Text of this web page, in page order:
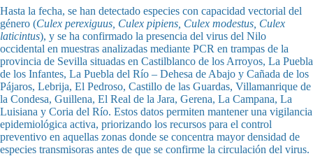
Hasta la fecha, se han detectado especies con capacidad vectorial del
género (Culex perexiguus, Culex pipiens, Culex modestus, Culex
laticintus), y se ha confirmado la presencia del virus del Nilo
occidental en muestras analizadas mediante PCR en trampas de la
provincia de Sevilla situadas en Castilblanco de los Arroyos, La Puebla
de los Infantes, La Puebla del Río – Dehesa de Abajo y Cañada de los
Pájaros, Lebrija, El Pedroso, Castillo de las Guardas, Villamanrique de
la Condesa, Guillena, El Real de la Jara, Gerena, La Campana, La
Luisiana y Coria del Río. Estos datos permiten mantener una vigilancia
epidemiológica activa, priorizando los recursos para el control
preventivo en aquellas zonas donde se concentra mayor densidad de
especies transmisoras antes de que se confirme la circulación del virus.